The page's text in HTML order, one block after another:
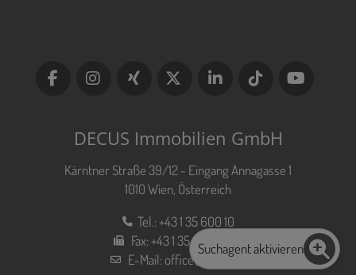
DECUS Immobilien GmbH
Kärntner Straße 39/12 - Eingang Annagasse 1
1010 Wien, Österreich
Tel.:+43 1 35 600 10
Fax:+43 1 35 600 10 80
E-Mail:office@decus.at
Suchagent aktivieren